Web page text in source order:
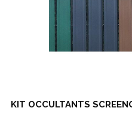
KIT OCCULTANTS